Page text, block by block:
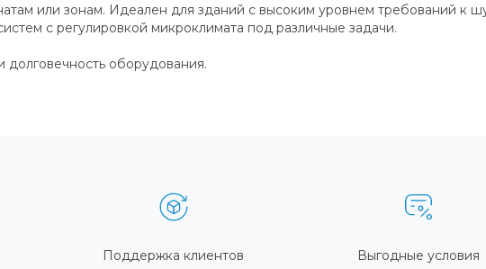
или зонам. Идеален для зданий с высоким уровнем требований к
с регулировкой микроклимата под различные задачи.
долговечность оборудования.
Поддержка клиентов Выгодные условия